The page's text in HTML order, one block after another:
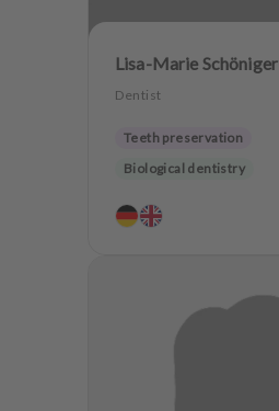
Lisa-Marie Schöniger
Dentist
Teeth preservation
Biological dentistry